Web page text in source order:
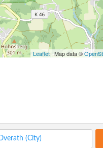
Leaflet | Map data ©